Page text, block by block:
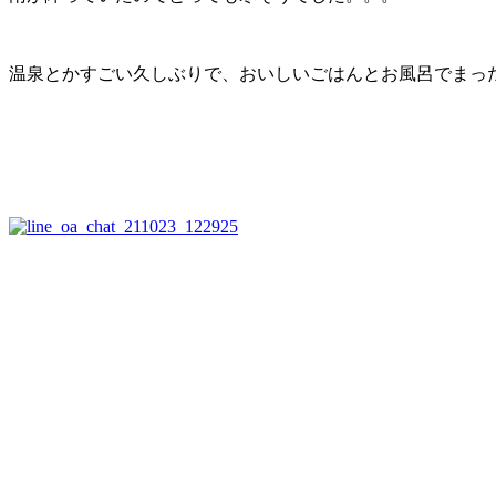
温泉とかすごい久しぶりで、おいしいごはんとお風呂でまっ